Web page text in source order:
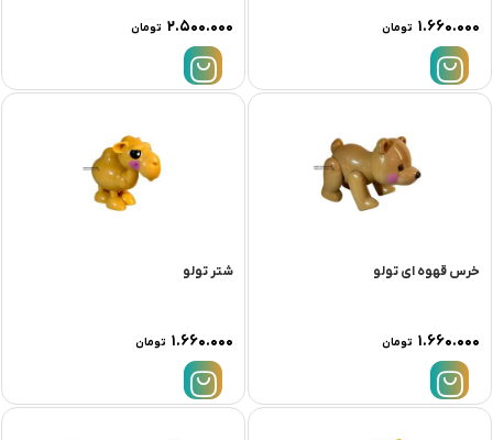
۱.۶۶۰.۰۰۰ تومان ۲.۵۰۰.۰۰۰ تومان
خرس قهوه ای تولو
۱.۶۶۰.۰۰۰ تومان
شتر تولو
۱.۶۶۰.۰۰۰ تومان